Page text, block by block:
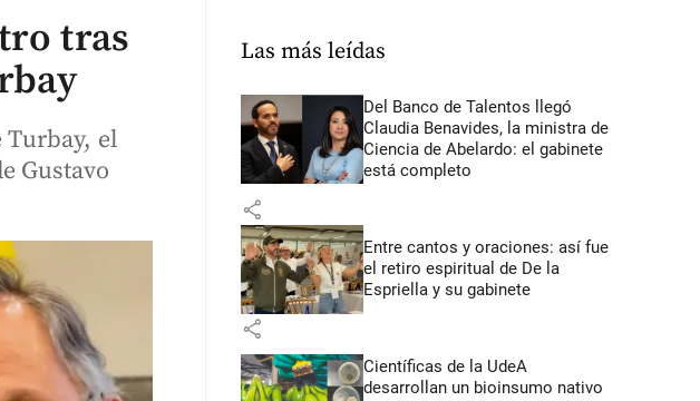
tras
Turbay, el
Gustavo
Las más leídas
Del Banco de Talentos llegó
Claudia Benavides, la ministra de
Ciencia de Abelardo: el gabinete
está completo
share
Entre cantos y oraciones: así fue
el retiro espiritual de De la
Espriella y su gabinete
share
Científicas de la UdeA
desarrollan un bioinsumo nativo